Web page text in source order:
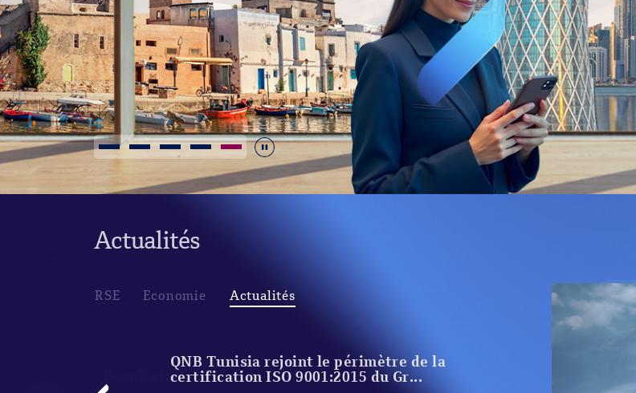
Durdur
Actualités
RSE Economie Actualités
Résultats financiers arrêté au 31 mars 2026